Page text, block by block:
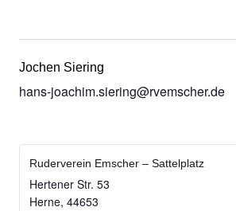
Jochen Siering
hans-joachim.siering@rvemscher.de
Ruderverein Emscher – Sattelplatz
Hertener Str. 53
Herne, 44653